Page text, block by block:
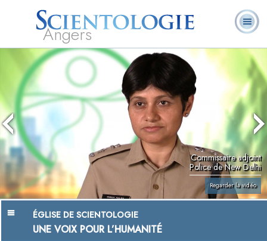
Angers
L. Ron Hubbard
Qu’est-ce que la
Scientologie ?
Ministres
volontaires
Foire aux
questions
Livres
Commissaire adjoint
Police de New Delhi
Regarder la vidéo
ÉGLISE DE SCIENTOLOGIE
UNE VOIX POUR L’HUMANITÉ